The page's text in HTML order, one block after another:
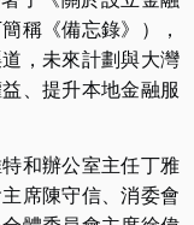
稱《備忘錄》），
，未來計劃與大灣
、提升本地金融服
和辦公室主任丁雅
席陳守信、消委會